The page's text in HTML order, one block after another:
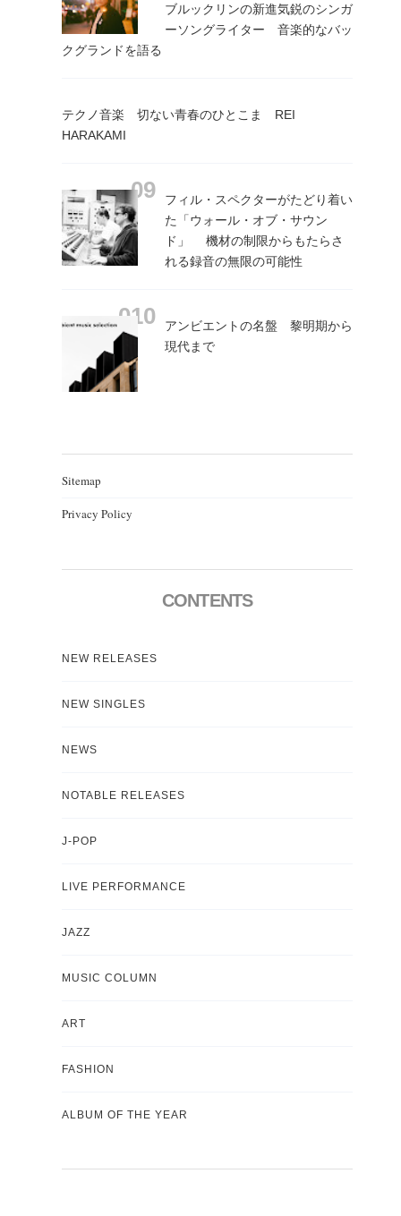
ブルックリンの新進気鋭のシンガ
ーソングライター 音楽的なバッ
クグランドを語る
テクノ音楽 切ない青春のひとこま REI
HARAKAMI
フィル・スペクターがたどり着い
た「ウォール・オブ・サウン
ド」 機材の制限からもたらさ
れる録音の無限の可能性
アンビエントの名盤 黎明期から
現代まで
Sitemap
Privacy Policy
CONTENTS
NEW RELEASES
NEW SINGLES
NEWS
NOTABLE RELEASES
J-POP
LIVE PERFORMANCE
JAZZ
MUSIC COLUMN
ART
FASHION
ALBUM OF THE YEAR